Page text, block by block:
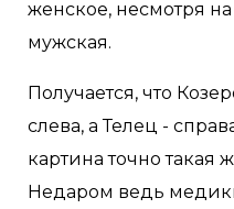
женское, несмотря на
мужская.
Получается, что
слева, а Телец -
картина точно такая
Недаром ведь